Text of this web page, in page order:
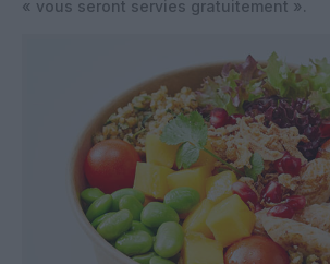
« vous seront servies gratuitement ».